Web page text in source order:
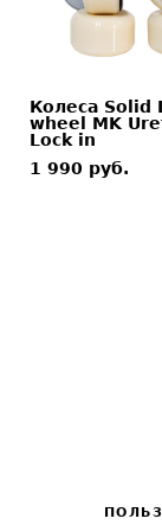
Колеса Solid
wheel MK
Lock in
1 990 pуб.